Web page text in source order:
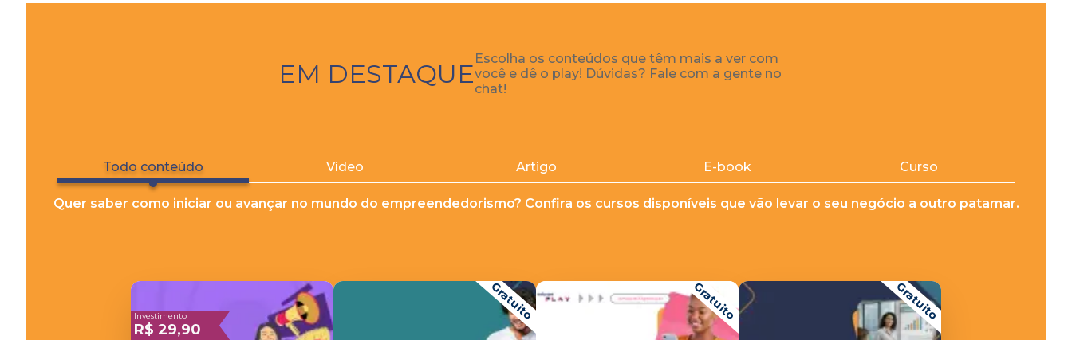
EM DESTAQUE Escolha os conteúdos que têm mais a ver com
você e dê o play! Dúvidas? Fale com a gente no
chat!
Todo conteúdo Vídeo Artigo E-book Curso
Quer saber como iniciar ou avançar no mundo do empreendedorismo? Confira os cursos disponíveis que vão levar o seu negócio a outro patamar.
Investimento
R$ 29,90
Gratuito Gratuito Gratuito